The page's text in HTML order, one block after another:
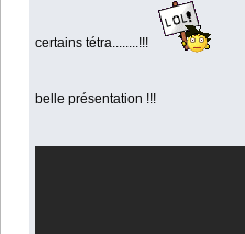
certains tétra........!!!
belle présentation !!!